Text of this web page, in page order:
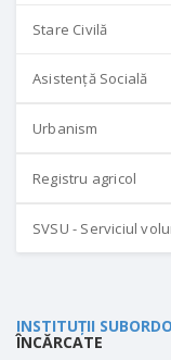
Stare Civilă
Asistență Socială
Urbanism
Registru agricol
SVSU - Serviciul
INSTITUȚII
ÎNCĂRCATE